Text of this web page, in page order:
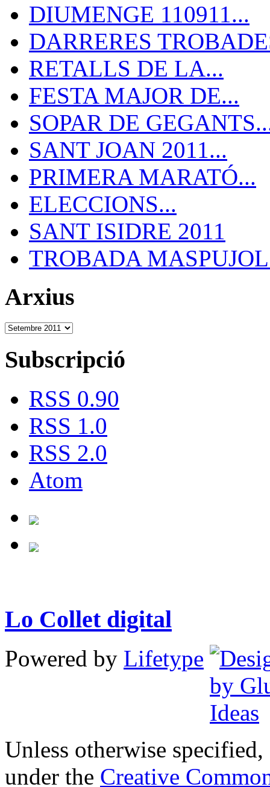
DIUMENGE 110911...
DARRERES
RETALLS DE LA...
FESTA MAJOR DE...
SOPAR DE
SANT JOAN 2011...
PRIMERA MARATÓ...
ELECCIONS...
SANT ISIDRE 2011
TROBADA
Arxius
Subscripció
RSS 0.90
RSS 1.0
RSS 2.0
Atom
Lo Collet digital
Powered by Lifetype
Unless otherwise
under the Creative